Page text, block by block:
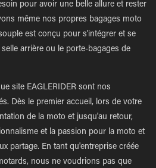
pour avoir une belle allure et rester
même nos propres bagages moto
est conçu pour s'intégrer et se
arrière ou le porte-bagages de
site EAGLERIDER sont nos
Dès le premier accueil, lors de votre
de la moto et jusqu'au retour,
et la passion pour la moto et
partage. En tant qu'entreprise créée
nous ne voudrions pas que